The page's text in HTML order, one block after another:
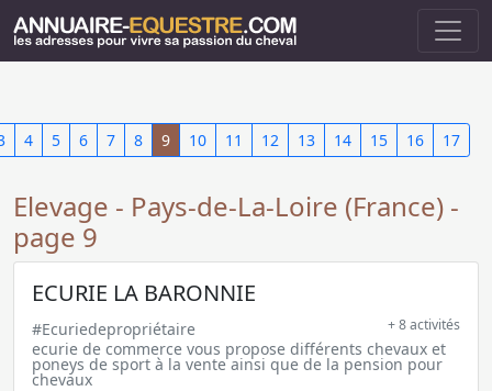
4 5 6 7 8 9 10 11 12 13 14 15 16 17
Elevage - Pays-de-La-Loire (France) -
page 9
ECURIE LA BARONNIE
#Ecuriedepropriétaire + 8 activités
ecurie de commerce vous propose différents chevaux et
poneys de sport à la vente ainsi que de la pension pour
chevaux